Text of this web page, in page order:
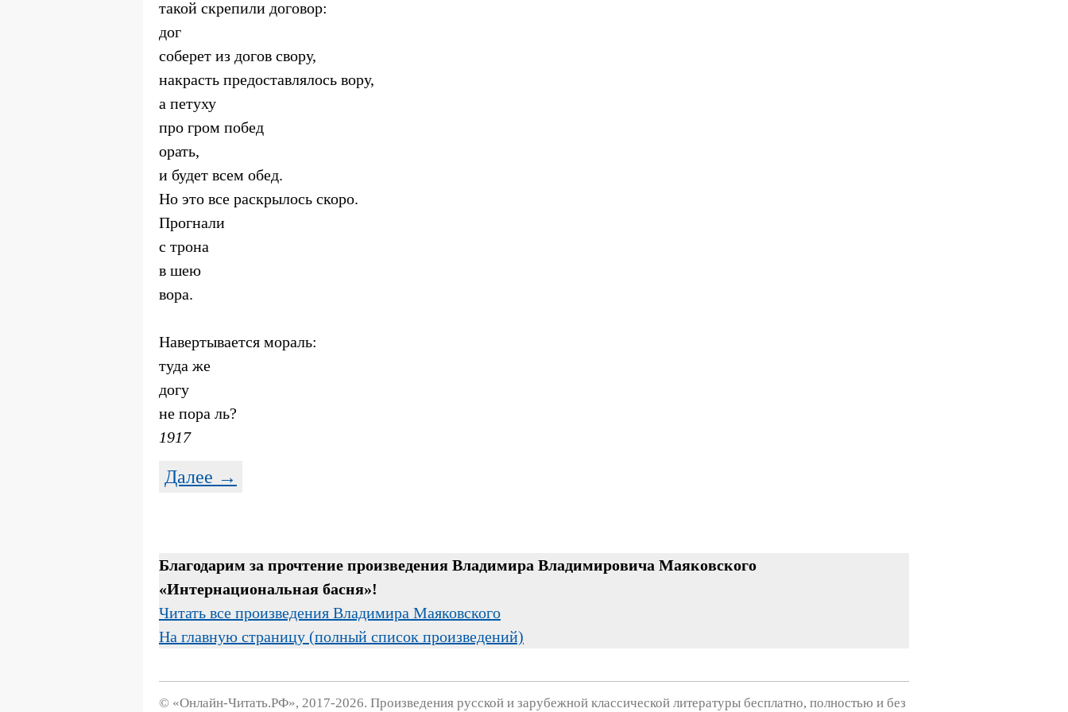
такой скрепили договор:
дог
соберет из догов свору,
накрасть предоставлялось вору,
а петуху
про гром побед
орать,
и будет всем обед.
Но это все раскрылось скоро.
Прогнали
с трона
в шею
вора.
Навертывается мораль:
туда же
догу
не пора ль?
1917
Далее →
Благодарим за прочтение произведения Владимира Владимировича Маяковского
«Интернациональная басня»!
Читать все произведения Владимира Маяковского
На главную страницу (полный список произведений)
© «Онлайн-Читать.РФ», 2017-2026. Произведения русской и зарубежной классической литературы бесплатно, полностью и без